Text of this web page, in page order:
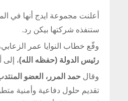
أعلنت مجموعة ايدج أنها في
ستنفذه شركتها بيكن رد.
وقّع خطاب النوايا عمر
رئيس الدولة (حفظه الله)، إلى
وقال حمد المرر، العضو
تقديم حلول دفاعية وأمنية